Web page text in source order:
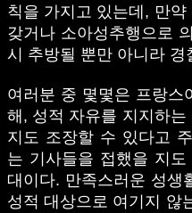
칙을 가지고 있는데, 만
갖거나 소아성추행으로
시 추방될 뿐만 아니라 경
여러분 중 몇몇은 프랑스
해, 성적 자유를 지지하
지도 조장할 수 있다고
는 기사들을 접했을 지
대이다. 만족스러운 성생
성적 대상으로 여기지 않